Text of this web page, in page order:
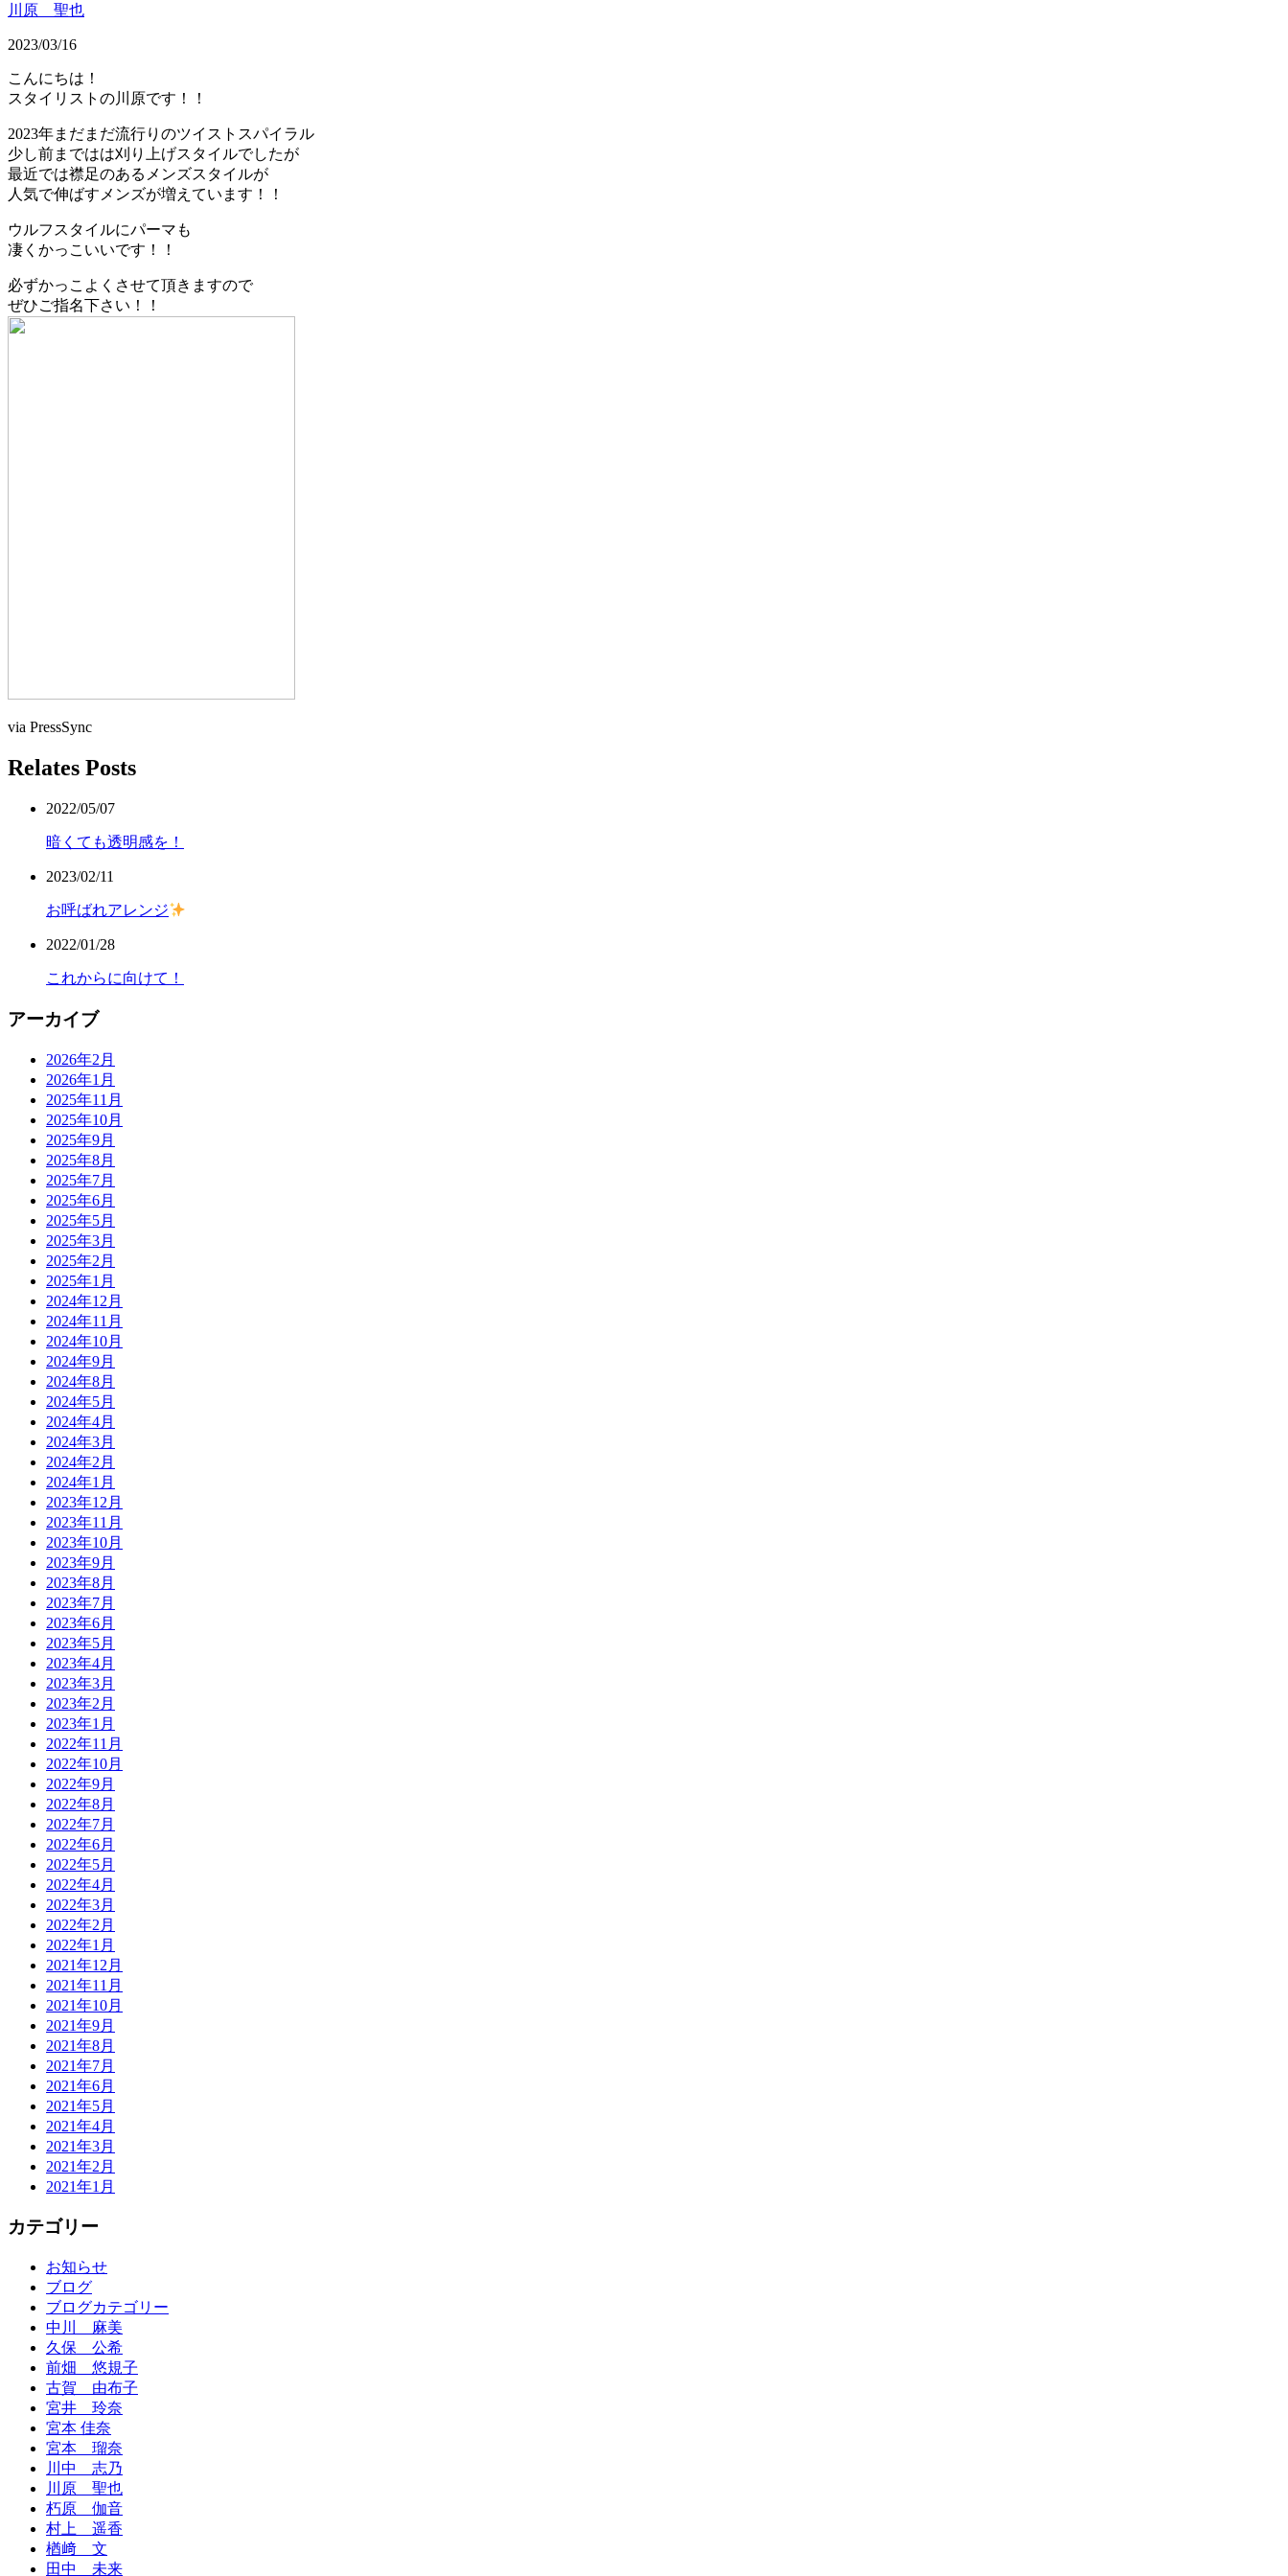
川原 聖也
2023/03/16
こんにちは！
スタイリストの川原です！！
2023年まだまだ流行りのツイストスパイラル
少し前まではは刈り上げスタイルでしたが
最近では襟足のあるメンズスタイルが
人気で伸ばすメンズが増えています！！
ウルフスタイルにパーマも
凄くかっこいいです！！
必ずかっこよくさせて頂きますので
ぜひご指名下さい！！
via PressSync
Relates Posts
2022/05/07
暗くても透明感を！
2023/02/11
お呼ばれアレンジ
2022/01/28
これからに向けて！
アーカイブ
2026年2月
2026年1月
2025年11月
2025年10月
2025年9月
2025年8月
2025年7月
2025年6月
2025年5月
2025年3月
2025年2月
2025年1月
2024年12月
2024年11月
2024年10月
2024年9月
2024年8月
2024年5月
2024年4月
2024年3月
2024年2月
2024年1月
2023年12月
2023年11月
2023年10月
2023年9月
2023年8月
2023年7月
2023年6月
2023年5月
2023年4月
2023年3月
2023年2月
2023年1月
2022年11月
2022年10月
2022年9月
2022年8月
2022年7月
2022年6月
2022年5月
2022年4月
2022年3月
2022年2月
2022年1月
2021年12月
2021年11月
2021年10月
2021年9月
2021年8月
2021年7月
2021年6月
2021年5月
2021年4月
2021年3月
2021年2月
2021年1月
カテゴリー
お知らせ
ブログ
ブログカテゴリー
中川 麻美
久保 公希
前畑 悠規子
古賀 由布子
宮井 玲奈
宮本 佳奈
宮本 瑠奈
川中 志乃
川原 聖也
朽原 伽音
村上 遥香
楢﨑 文
田中 未来